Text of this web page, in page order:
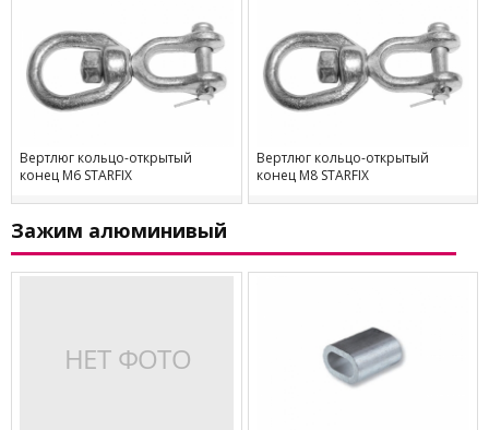
Вертлюг кольцо-открытый
конец М6 STARFIX
Вертлюг кольцо-открытый
конец М8 STARFIX
Зажим алюминивый